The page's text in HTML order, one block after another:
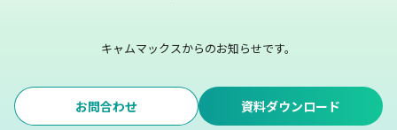
キャムマックスからのお知らせです。
お問合わせ 資料ダウンロード